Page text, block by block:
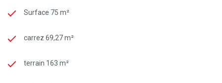
Surface 75 m²
carrez 69,27 m²
terrain 163 m²